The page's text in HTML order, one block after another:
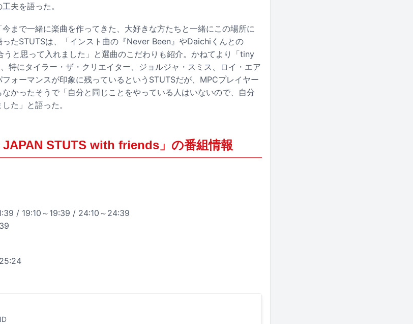
夫を語った。
まで一緒に楽曲を作ってきた、大好きな方たちと一緒にこの場所に
たSTUTSは、「インスト曲の『Never Been』やDaichiくんとの
うと思って入れました」と選曲のこだわりも紹介。かねてより「tiny
特にタイラー・ザ・クリエイター、ジョルジャ・スミス、ロイ・エア
ォーマンスが印象に残っているというSTUTSだが、MPCプレイヤー
かったそうで「自分と同じことをやっている人はいないので、自分
た」と語った。
STUTS with friends」の番組情報
/ 19:10～19:39 / 24:10～24:39